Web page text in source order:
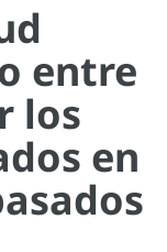
entre
los
en